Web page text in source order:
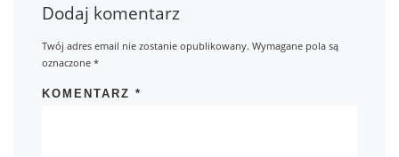
Dodaj komentarz
Twój adres email nie zostanie opublikowany. Wymagane pola są
oznaczone*
KOMENTARZ*